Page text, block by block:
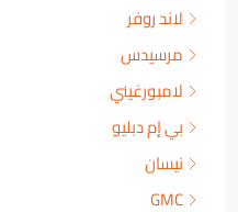
لاند روفر
مرسيدس
لامبورغيني
بي إم دبليو
نيسان
GMC